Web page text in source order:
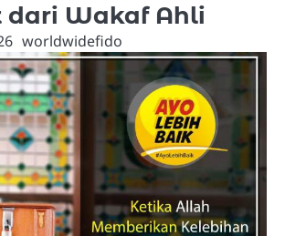
dari Wakaf Ahli
worldwidefido